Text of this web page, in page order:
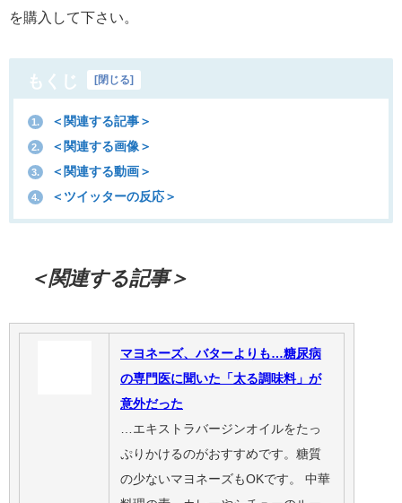
を購入して下さい。
もくじ [閉じる]
1. ＜関連する記事＞
2. ＜関連する画像＞
3. ＜関連する動画＞
4. ＜ツイッターの反応＞
＜関連する記事＞
マヨネーズ、バターよりも…糖尿病
の専門医に聞いた「太る調味料」が
意外だった
…エキストラバージンオイルをたっ
ぷりかけるのがおすすめです。糖質
の少ないマヨネーズもOKです。 中華